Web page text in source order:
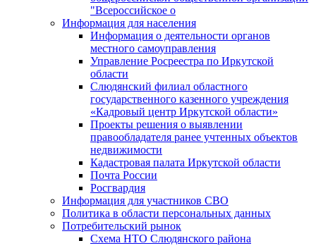
"Всероссийское о
Информация для населения
Информация о деятельности органов
местного самоуправления
Управление Росреестра по Иркутской
области
Слюдянский филиал областного
государственного казенного учреждения
«Кадровый центр Иркутской области»
Проекты решения о выявлении
правообладателя ранее учтенных объектов
недвижимости
Кадастровая палата Иркутской области
Почта России
Росгвардия
Информация для участников СВО
Политика в области персональных данных
Потребительский рынок
Схема НТО Слюдянского района